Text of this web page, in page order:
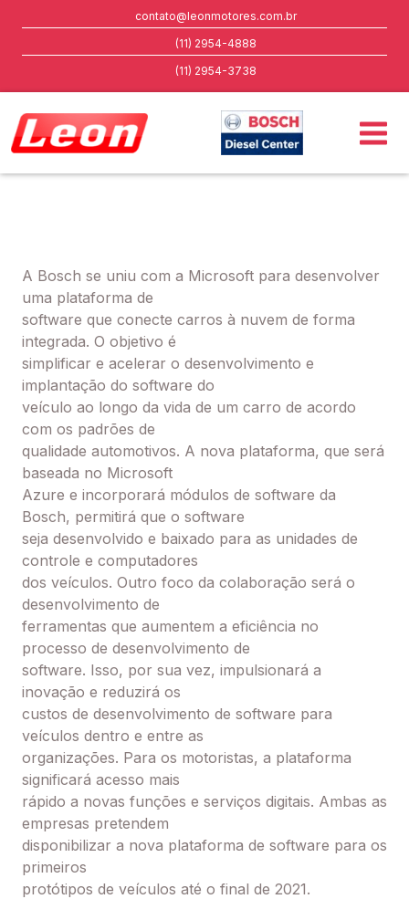
contato@leonmotores.com.br
(11) 2954-4888
(11) 2954-3738
A Bosch se uniu com a Microsoft para desenvolver
uma plataforma de
software que conecte carros à nuvem de forma
integrada. O objetivo é
simplificar e acelerar o desenvolvimento e
implantação do software do
veículo ao longo da vida de um carro de acordo
com os padrões de
qualidade automotivos. A nova plataforma, que será
baseada no Microsoft
Azure e incorporará módulos de software da
Bosch, permitirá que o software
seja desenvolvido e baixado para as unidades de
controle e computadores
dos veículos. Outro foco da colaboração será o
desenvolvimento de
ferramentas que aumentem a eficiência no
processo de desenvolvimento de
software. Isso, por sua vez, impulsionará a
inovação e reduzirá os
custos de desenvolvimento de software para
veículos dentro e entre as
organizações. Para os motoristas, a plataforma
significará acesso mais
rápido a novas funções e serviços digitais. Ambas as
empresas pretendem
disponibilizar a nova plataforma de software para os
primeiros
protótipos de veículos até o final de 2021.